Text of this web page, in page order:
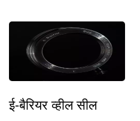
ई-बैरियर व्हील सील